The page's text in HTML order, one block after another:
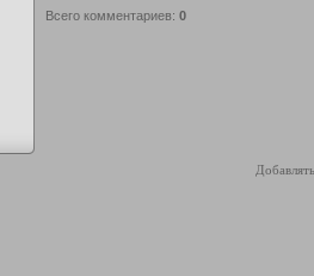
Всего комментариев: 0